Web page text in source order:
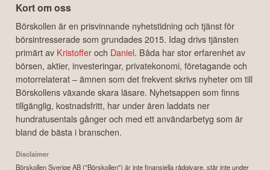
Kort om oss
Börskollen är en prisvinnande nyhetstidning och tjänst för
börsintresserade som grundades 2015. Idag drivs tjänsten
primärt av Kristofferoch Daniel. Båda har stor erfarenhet av
börsen, aktier, investeringar, privatekonomi, företagande och
motorrelaterat – ämnen som det frekvent skrivs nyheter om till
Börskollens växande skara läsare. Nyhetsappen som finns
tillgänglig, kostnadsfritt, har under åren laddats ner
hundratusentals gånger och med ett användarbetyg som är
bland de bästa i branschen.
Disclaimer
Börskollen Sverige AB ("Börskollen") är inte finansiella rådgivare, står inte under